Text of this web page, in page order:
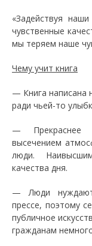
«Задействуя
чувственные
мы теряем наше
Чему учит книга
— Книга написана
ради чьей-то
— Прекраснее
высечением
люди.
качества дня.
— Люди
прессе, поэтому
публичное
гражданам